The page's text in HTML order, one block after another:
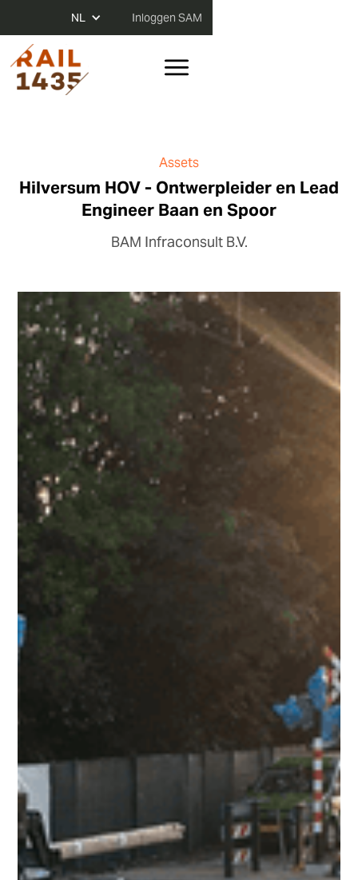
NL Inloggen SAM
Assets
Hilversum HOV - Ontwerpleider en Lead
Engineer Baan en Spoor
BAM Infraconsult B.V.